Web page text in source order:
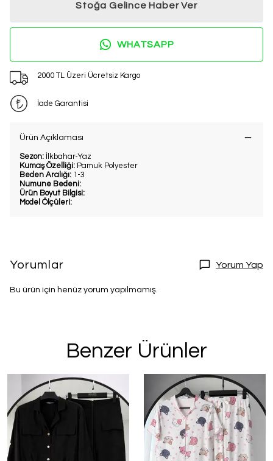
Stoğa Gelince Haber Ver
WHATSAPP
2000 TL Üzeri Ücretsiz Kargo
İade Garantisi
Ürün Açıklaması
Sezon: İlkbahar-Yaz
Kumaş Özelliği: Pamuk Polyester
Beden Aralığı: 1-3
Numune Bedeni:
Ürün Boyut Bilgisi:
Model Ölçüleri:
Yorumlar Yorum Yap
Bu ürün için henüz yorum yapılmamış.
Benzer Ürünler
için kaydol.